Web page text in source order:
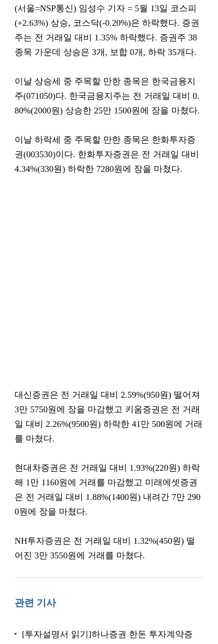
(서울=NSP통신) 임성수 기자 = 5월 13일 코스피
(+2.63%) 상승, 코스닥(-0.20%)은 하락했다. 증권
주는 전 거래일 대비 1.35% 하락했다. 증권주 38
종목 가운데 상승은 3개, 보합 0개, 하락 35개다.
이날 상승세 중 주목할 만한 종목은 한국금융지
주(071050)다. 한국금융지주는 전 거래일 대비 0.
80%(2000원) 상승한 25만 1500원에 장을 마쳤다.
이날 하락세 중 주목할 만한 종목은 한화투자증
권(003530)이다. 한화투자증권은 전 거래일 대비
4.34%(330원) 하락한 7280원에 장을 마쳤다.
대신증권은 전 거래일 대비 2.59%(950원) 떨어져
3만 5750원에 장을 마감했고 키움증권은 전 거래
일 대비 2.26%(9500원) 하락한 41만 500원에 거래
를 마쳤다.
현대차증권은 전 거래일 대비 1.93%(220원) 하락
해 1만 1160원에 거래를 마감했고 미래에셋증권
은 전 거래일 대비 1.88%(1400원) 내려간 7만 290
0원에 장을 마쳤다.
NH투자증권은 전 거래일 대비 1.32%(450원) 떨
어진 3만 3550원에 거래를 마쳤다.
관련 기사
[투자설명서 읽기]하나증권 한돈 투자계약증